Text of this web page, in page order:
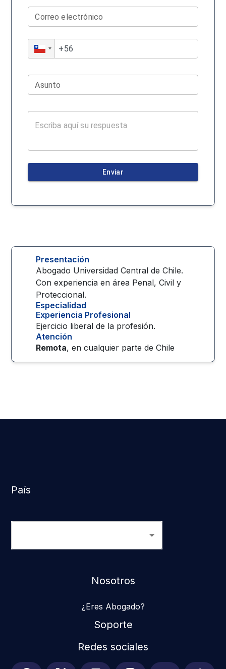
Correo electrónico
Asunto
Enviar
Presentación
Abogado Universidad Central de Chile.
Con experiencia en área Penal, Civil y
Proteccional.
Especialidad
Experiencia Profesional
Ejercicio liberal de la profesión.
Atención
Remota, en cualquier parte deChile
País
Nosotros
¿Eres Abogado?
Soporte
Redes sociales